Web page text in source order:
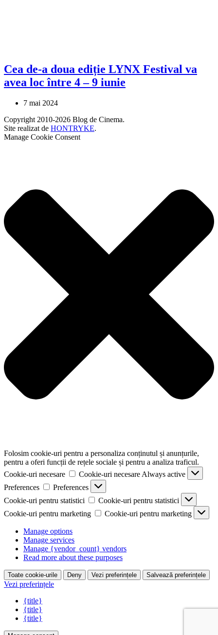
Cea de-a doua ediție LYNX Festival va
avea loc între 4 – 9 iunie
7 mai 2024
Copyright 2010-2026 Blog de Cinema.
Site realizat de HONTRYKE.
Manage Cookie Consent
Folosim cookie-uri pentru a personaliza conținutul și anunțurile,
pentru a oferi funcții de rețele sociale și pentru a analiza traficul.
Cookie-uri necesare
Cookie-uri necesare Always active
Preferences
Preferences
Cookie-uri pentru statistici
Cookie-uri pentru statistici
Cookie-uri pentru marketing
Cookie-uri pentru marketing
Manage options
Manage services
Manage {vendor_count} vendors
Read more about these purposes
Toate cookie-urile Deny Vezi preferințele Salvează preferințele
Vezi preferințele
{title}
{title}
{title}